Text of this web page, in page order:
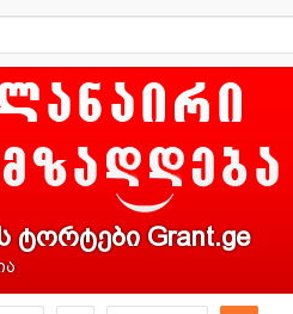
ტორტები Grant.ge